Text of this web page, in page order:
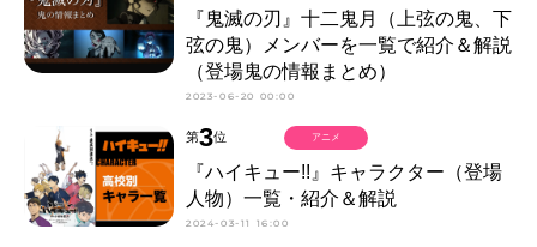
『鬼滅の刃』十二鬼月（上弦の鬼、下
弦の鬼）メンバーを一覧で紹介＆解説
（登場鬼の情報まとめ）
2023-06-20 00:00
第3位
『ハイキュー!!』キャラクター（登場
人物）一覧・紹介＆解説
2024-03-11 16:00
アニメ